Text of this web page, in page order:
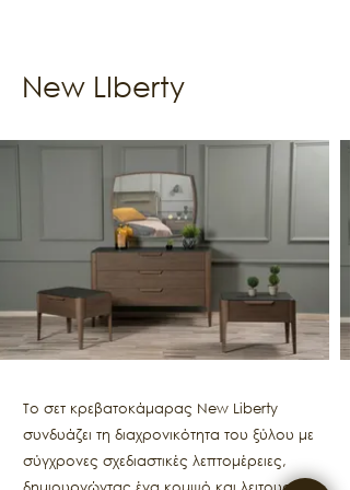
New LIberty
Το σετ κρεβατοκάμαρας New Liberty
συνδυάζει τη διαχρονικότητα του ξύλου με
σύγχρονες σχεδιαστικές λεπτομέρειες,